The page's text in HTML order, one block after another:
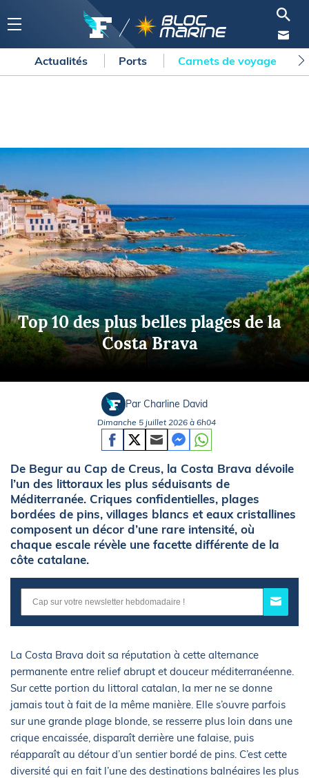
Actualités Ports Carnets de voyage
Top 10 des plus belles plages de la
Costa Brava
Par Charline David
Dimanche 5 juillet 2026 à 6h04
De Begur au Cap de Creus, la Costa Brava dévoile
l’un des littoraux les plus séduisants de
Méditerranée. Criques confidentielles, plages
bordées de pins, villages blancs et eaux cristallines
composent un décor d’une rare intensité, où
chaque escale révèle une facette différente de la
côte catalane.
La Costa Brava doit sa réputation à cette alternance
permanente entre relief abrupt et douceur méditerranéenne.
Sur cette portion du littoral catalan, la mer ne se donne
jamais tout à fait de la même manière. Elle s’ouvre parfois
sur une grande plage blonde, se resserre plus loin dans une
crique encaissée, disparaît derrière une falaise, puis
réapparaît au détour d’un sentier bordé de pins. C’est cette
diversité qui en fait l’une des destinations balnéaires les plus